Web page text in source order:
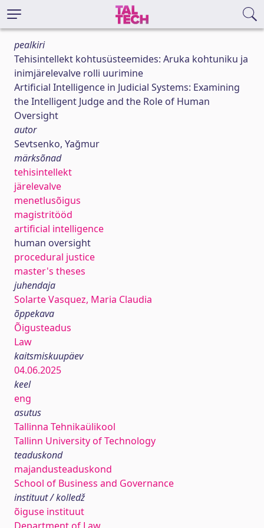
pealkiri
Tehisintellekt kohtusüsteemides: Aruka kohtuniku ja
inimjärelevalve rolli uurimine
Artificial Intelligence in Judicial Systems: Examining
the Intelligent Judge and the Role of Human
Oversight
autor
Sevtsenko, Yağmur
märksõnad
tehisintellekt
järelevalve
menetlusõigus
magistritööd
artificial intelligence
human oversight
procedural justice
master's theses
juhendaja
Solarte Vasquez, Maria Claudia
õppekava
Õigusteadus
Law
kaitsmiskuupäev
04.06.2025
keel
eng
asutus
Tallinna Tehnikaülikool
Tallinn University of Technology
teaduskond
majandusteaduskond
School of Business and Governance
instituut / kolledž
õiguse instituut